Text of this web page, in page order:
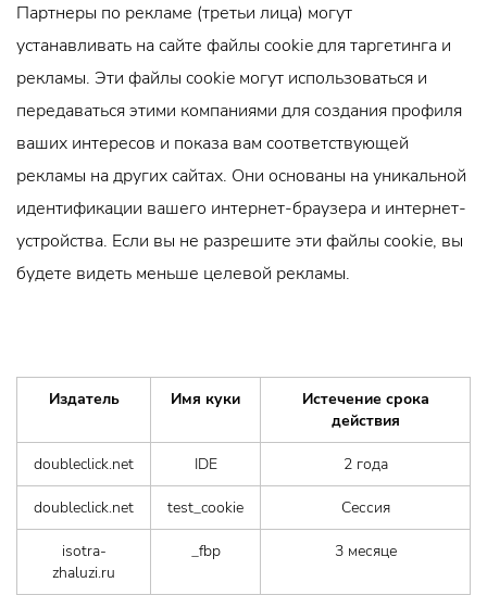
Партнеры по рекламе (третьи лица) могут
устанавливать на сайте файлы cookie для таргетинга и
рекламы. Эти файлы cookie могут использоваться и
передаваться этими компаниями для создания профиля
ваших интересов и показа вам соответствующей
рекламы на других сайтах. Они основаны на уникальной
идентификации вашего интернет-браузера и интернет-
устройства. Если вы не разрешите эти файлы cookie, вы
будете видеть меньше целевой рекламы.
Издатель Имя куки
Истечение срока
действия
doubleclick.net IDE 2 года
doubleclick.net test_cookie Сессия
isotra-
zhaluzi.ru
_fbp 3 месяце